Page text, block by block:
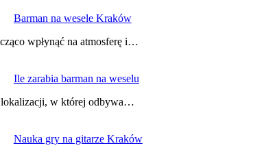
Barman na wesele Kraków
wpłynąć na atmosferę i…
Ile zarabia barman na weselu
lokalizacji, w której odbywa…
Nauka gry na gitarze Kraków